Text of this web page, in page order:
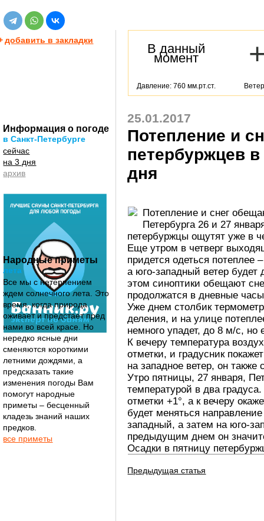
добавить в закладки
Информация о погоде
в Санкт-Петербурге
сейчас
на 3 дня
архив
Народные приметы
лета
Все мы с нетерпением
ждем солнечного лета. Это
время, когда природа
оживает и предстает пред
нами во всей красе. Но
нередко ясные дни
сменяются короткими
летними дождями, а
предсказать такие
изменения погоды Вам
помогут народные
приметы – бесценный
кладезь знаний наших
предков.
все приметы
В данный
момент
Давление: 760 мм.рт.ст.
25.01.2017
Потепление и
петербуржцев
дня
Потепление и снег
Петербурга 26 и 27
петербуржцы ощутят уже в
Еще утром в четверг
придется одеться потеплее
а юго-западный ветер
этом синоптики обещают
продолжатся в дневные
Уже днем столбик
деления, и на улице
немного упадет, до 8 м/с, но
К вечеру температура
отметки, и градусник
на западное ветер, он
Утро пятницы, 27 января,
температурой в два
отметки +1°, а к вечеру
будет меняться
западный, а затем на юго-
предыдущим днем он
Осадки в пятницу
Предыдущая статья